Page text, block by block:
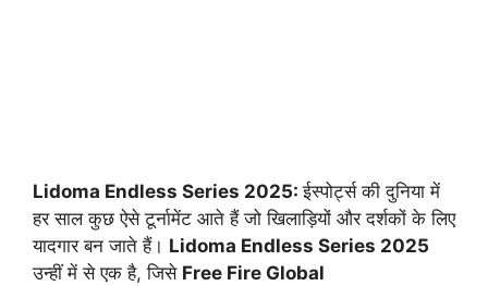
Lidoma Endless Series 2025:ईस्पोर्ट्स की दुनिया में
हर साल कुछ ऐसे टूर्नामेंट आते हैं जो खिलाड़ियों और दर्शकों के लिए
यादगार बन जाते हैं। Lidoma Endless Series 2025
उन्हीं में से एक है, जिसे Free Fire Global